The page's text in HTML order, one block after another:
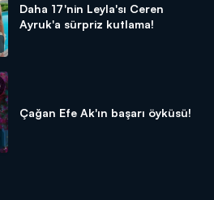
Daha 17'nin Leyla'sı Ceren
Ayruk'a sürpriz kutlama!
Çağan Efe Ak'ın başarı öyküsü!